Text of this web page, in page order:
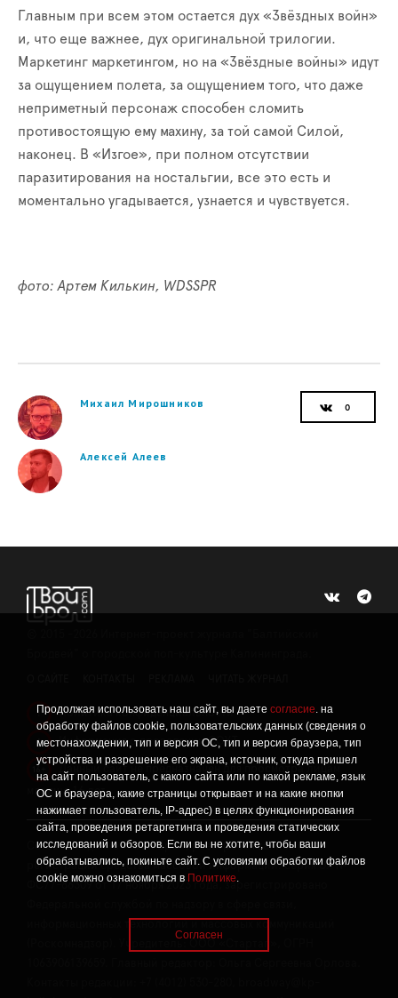
Продолжая использовать наш сайт, вы даете согласие. на
обработку файлов cookie, пользовательских данных (сведения о
местонахождении, тип и версия ОС, тип и версия браузера, тип
устройства и разрешение его экрана, источник, откуда пришел
на сайт пользователь, с какого сайта или по какой рекламе, язык
ОС и браузера, какие страницы открывает и на какие кнопки
нажимает пользователь, IP-адрес) в целях функционирования
сайта, проведения ретаргетинга и проведения статических
исследований и обзоров. Если вы не хотите, чтобы ваши
обрабатывались, покиньте сайт. С условиями обработки файлов
cookie можно ознакомиться в Политике.
Согласен
Главным при всем этом остается дух «Звёздных войн»
и, что еще важнее, дух оригинальной трилогии.
Маркетинг маркетингом, но на «Звёздные войны» идут
за ощущением полета, за ощущением того, что даже
неприметный персонаж способен сломить
противостоящую ему махину, за той самой Силой,
наконец. В «Изгое», при полном отсутствии
паразитирования на ностальгии, все это есть и
моментально угадывается, узнается и чувствуется.
фото: Артем Килькин, WDSSPR
Михаил Мирошников
Алексей Алеев
! Политика конфиденциальности
! Информация о проведении СОУТ
Данный сайт не предназначен для просмотра лицам
младше 16 лет.
Сетевое издание «Твой Бро», реестровая запись о
регистрации средства массовой информации: серия Эл №
ФС77-86309 от 17 ноября 2023 года, зарегистрировано